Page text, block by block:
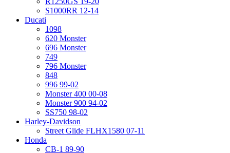
S1000RR 12-14
Ducati
1098
620 Monster
696 Monster
749
796 Monster
848
996 99-02
Monster 400 00-08
Monster 900 94-02
SS750 98-02
Harley-Davidson
Street Glide FLHX1580 07-11
Honda
CB-1 89-90